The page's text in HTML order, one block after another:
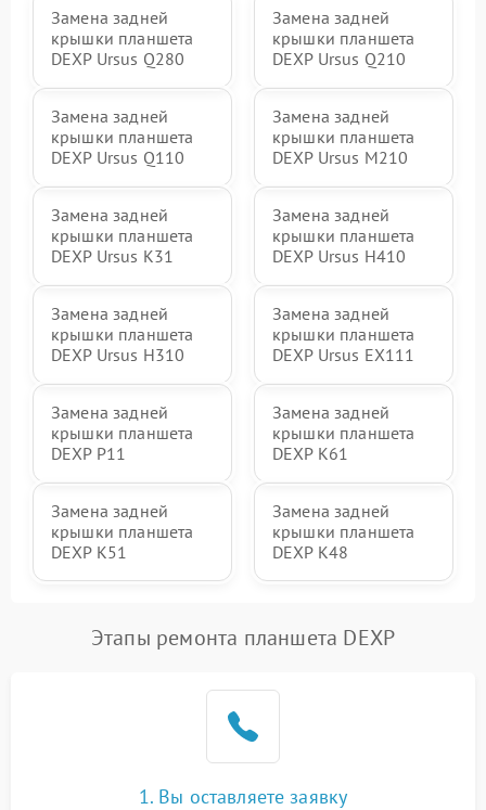
Замена задней
крышки планшета
DEXP Ursus Q280
Замена задней
крышки планшета
DEXP Ursus Q210
Замена задней
крышки планшета
DEXP Ursus Q110
Замена задней
крышки планшета
DEXP Ursus M210
Замена задней
крышки планшета
DEXP Ursus K31
Замена задней
крышки планшета
DEXP Ursus H410
Замена задней
крышки планшета
DEXP Ursus H310
Замена задней
крышки планшета
DEXP Ursus EX111
Замена задней
крышки планшета
DEXP P11
Замена задней
крышки планшета
DEXP K61
Замена задней
крышки планшета
DEXP K51
Замена задней
крышки планшета
DEXP K48
Этапы ремонта планшета DEXP
1. Вы оставляете заявку